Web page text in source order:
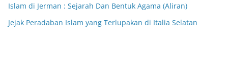
Islam di Jerman : Sejarah Dan Bentuk Agama (Aliran)
Jejak Peradaban Islam yang Terlupakan di Italia Selatan